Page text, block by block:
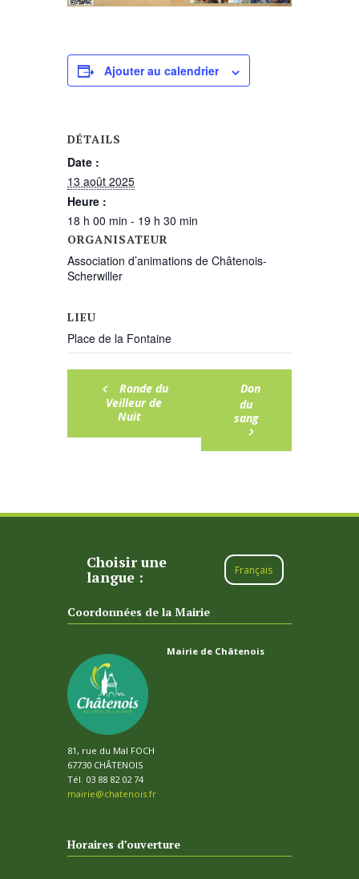
Ajouter au calendrier
DÉTAILS
Date :
13 août 2025
Heure :
18 h 00 min - 19 h 30 min
ORGANISATEUR
Association d’animations de Châtenois-
Scherwiller
LIEU
Place de la Fontaine
Ronde du
Veilleur de
Nuit
Don
du
sang
Choisir une
langue :
Français
Coordonnées de la Mairie
Mairie de Châtenois
81, rue du Mal FOCH
67730 CHÂTENOIS
Tél. 03 88 82 02 74
mairie@chatenois.fr
Horaires d’ouverture